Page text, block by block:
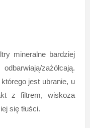
mineralne bardziej
zażółcają.
jest ubranie, u
z filtrem, wiskoza
się tłuści.